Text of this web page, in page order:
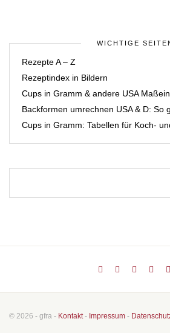
WICHTIGE
Rezepte A – Z
Rezeptindex in Bildern
Cups in Gramm & andere USA
Backformen umrechnen USA & D: So
Cups in Gramm: Tabellen für Koch-
© 2026 - gfra - Kontakt- Impressum -